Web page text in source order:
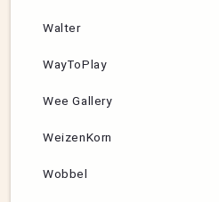
Walter
WayToPlay
Wee Gallery
WeizenKorn
Wobbel